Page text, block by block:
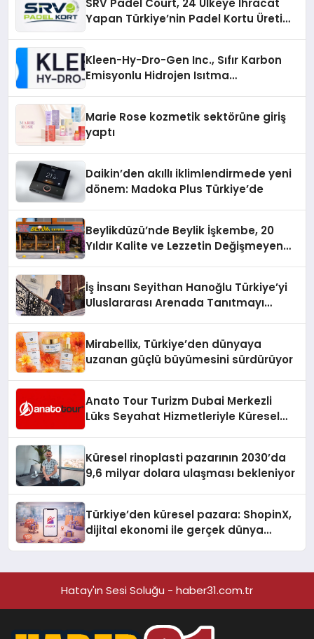
SRV Padel Court, 24 Ülkeye İhracat
Yapan Türkiye’nin Padel Kortu Üretim
Kleen-Hy-Dro-Gen Inc., Sıfır Karbon
Emisyonlu Hidrojen Isıtma
Marie Rose kozmetik sektörüne giriş
yaptı
Daikin’den akıllı iklimlendirmede yeni
dönem: Madoka Plus Türkiye’de
Beylikdüzü’nde Beylik İşkembe, 20
Yıldır Kalite ve Lezzetin Değişmeyen
İş İnsanı Seyithan Hanoğlu Türkiye’yi
Uluslararası Arenada Tanıtmayı
Mirabellix, Türkiye’den dünyaya
uzanan güçlü büyümesini sürdürüyor
Anato Tour Turizm Dubai Merkezli
Lüks Seyahat Hizmetleriyle Küresel
Küresel rinoplasti pazarının 2030’da
9,6 milyar dolara ulaşması bekleniyor
Türkiye’den küresel pazara: ShopinX,
dijital ekonomi ile gerçek dünya
Hatay'ın Sesi Soluğu - haber31.com.tr